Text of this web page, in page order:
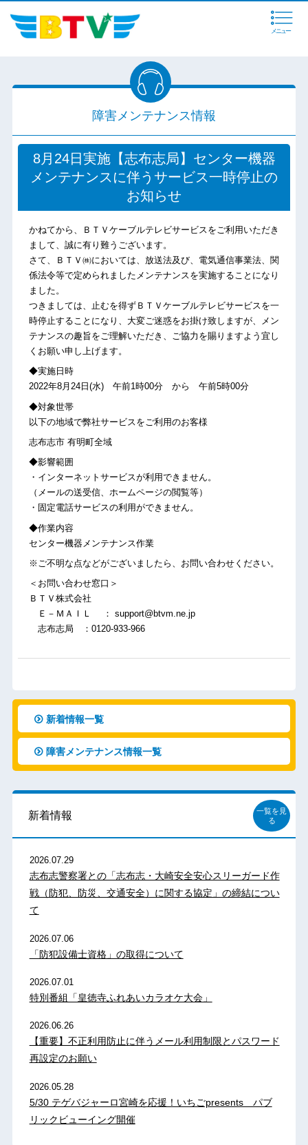
メニュー
障害メンテナンス情報
8月24日実施【志布志局】センター機器
メンテナンスに伴うサービス一時停止の
お知らせ
かねてから、ＢＴＶケーブルテレビサービスをご利用いただき
まして、誠に有り難うございます。
さて、ＢＴＶ㈱においては、放送法及び、電気通信事業法、関
係法令等で定められましたメンテナンスを実施することになり
ました。
つきましては、止むを得ずＢＴＶケーブルテレビサービスを一
時停止することになり、大変ご迷惑をお掛け致しますが、メン
テナンスの趣旨をご理解いただき、ご協力を賜りますよう宜し
くお願い申し上げます。
◆実施日時
2022年8月24日(水) 午前1時00分 から 午前5時00分
◆対象世帯
以下の地域で弊社サービスをご利用のお客様
志布志市 有明町全域
◆影響範囲
・インターネットサービスが利用できません。
（メールの送受信、ホームページの閲覧等）
・固定電話サービスの利用ができません。
◆作業内容
センター機器メンテナンス作業
※ご不明な点などがございましたら、お問い合わせください。
＜お問い合わせ窓口＞
ＢＴＶ株式会社
Ｅ－ＭＡＩＬ ： support@btvm.ne.jp
志布志局 ：0120-933-966
新着情報一覧
障害メンテナンス情報一覧
新着情報
一覧を見
る
2026.07.29
志布志警察署との「志布志・大崎安全安心スリーガード作
戦（防犯、防災、交通安全）に関する協定」の締結につい
て
2026.07.06
「防犯設備士資格」の取得について
2026.07.01
特別番組「皇徳寺ふれあいカラオケ大会」
2026.06.26
【重要】不正利用防止に伴うメール利用制限とパスワード
再設定のお願い
2026.05.28
5/30 テゲバジャーロ宮崎を応援！いちごpresents パブ
リックビューイング開催